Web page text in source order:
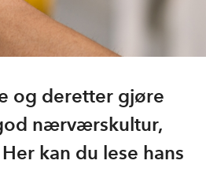
og deretter gjøre
nærværskultur,
kan du lese hans